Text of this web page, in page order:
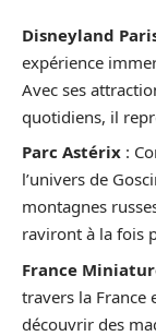
Disneyland
expérience
Avec ses
quotidiens, il
Parc Astérix :
l’univers de
montagnes
raviront à la fois
France
travers la France
découvrir des